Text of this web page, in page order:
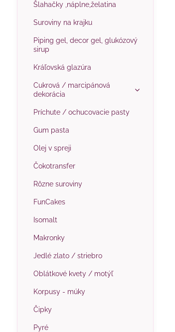
Šlahačky ,náplne,želatina
Suroviny na krajku
Piping gel, decor gel, glukózový
sirup
Kráľovská glazúra
Cukrová / marcipánová
dekorácia
Príchute / ochucovacie pasty
Gum pasta
Olej v spreji
Čokotransfer
Rôzne suroviny
FunCakes
Isomalt
Makronky
Jedlé zlato / striebro
Oblátkové kvety / motýľ
Korpusy - múky
Čipky
Pyré